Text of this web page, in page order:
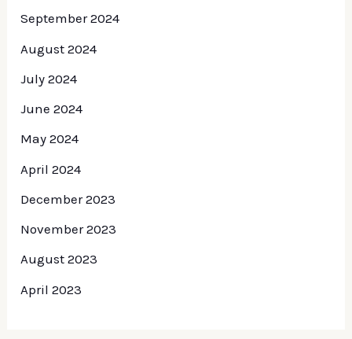
September 2024
August 2024
July 2024
June 2024
May 2024
April 2024
December 2023
November 2023
August 2023
April 2023